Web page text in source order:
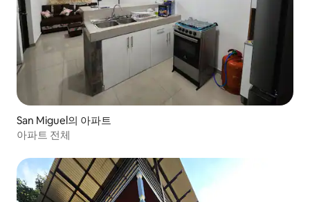
San Miguel의 아파트
아파트 전체